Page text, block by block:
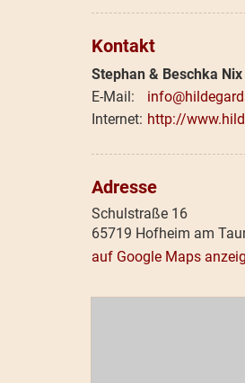
Kontakt
Stephan & Beschka Nix
http://
Adresse
Schulstraße 16
65719 Hofheim am
auf Google Maps